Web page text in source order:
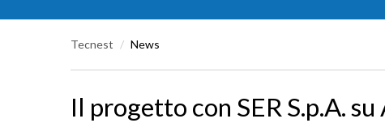
Tecnest / News
Il progetto con SER S.p.A.